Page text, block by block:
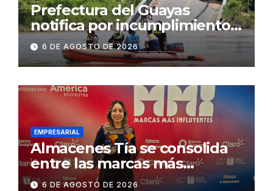
Prefectura del Guayas
notifica por incumplimiento
contractual a la
Concesionaria CONORTE y
exige celeridad en
desmontaje del puente
Gonzalo Icaza Cornejo, en
Daule
6 DE AGOSTO DE 2026
EMPRESARIAL
Almacenes Tía se consolida
entre las marcas más
influyentes del Ecuador
6 DE AGOSTO DE 2026